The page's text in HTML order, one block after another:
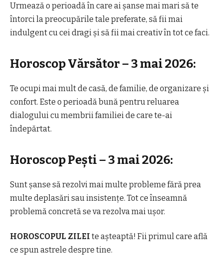
Urmează o perioadă în care ai șanse mai mari să te
întorci la preocupările tale preferate, să fii mai
indulgent cu cei dragi și să fii mai creativ în tot ce faci.
Horoscop Vărsător – 3 mai 2026:
Te ocupi mai mult de casă, de familie, de organizare și
confort. Este o perioadă bună pentru reluarea
dialogului cu membrii familiei de care te-ai
îndepărtat.
Horoscop Pești – 3 mai 2026:
Sunt șanse să rezolvi mai multe probleme fără prea
multe deplasări sau insistențe. Tot ce înseamnă
problemă concretă se va rezolva mai ușor.
HOROSCOPUL ZILEI te așteaptă! Fii primul care află
ce spun astrele despre tine.